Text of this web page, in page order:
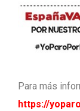
Para más
https://